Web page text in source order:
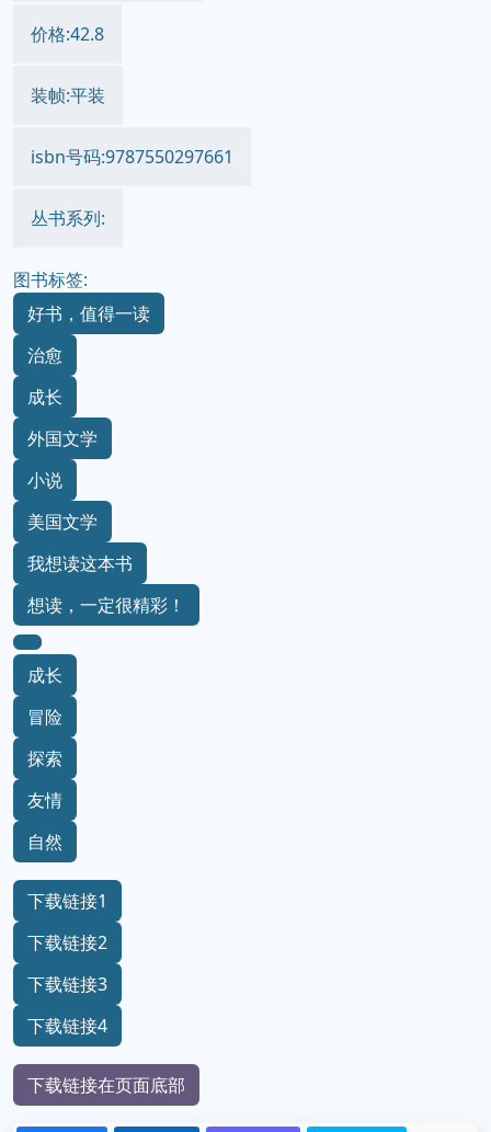
价格:42.8
装帧:平装
isbn号码:9787550297661
丛书系列:
图书标签:
好书，值得一读
治愈
成长
外国文学
小说
美国文学
我想读这本书
想读，一定很精彩！
成长
冒险
探索
友情
自然
下载链接1
下载链接2
下载链接3
下载链接4
下载链接在页面底部